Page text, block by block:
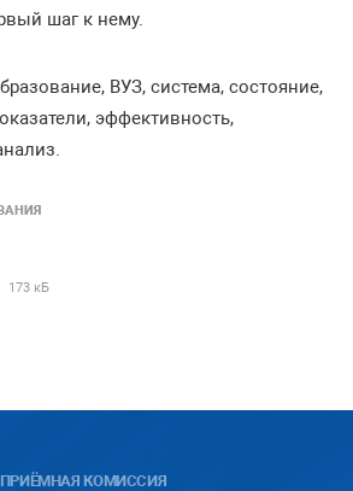
шаг к нему.
ВУЗ, система, состояние,
эффективность,
173 кБ
ПРИЁМНАЯ КОМИССИЯ